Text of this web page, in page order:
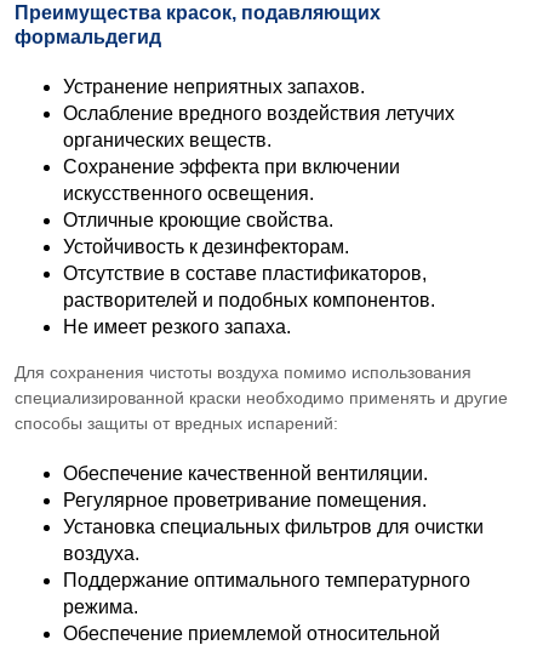
Преимущества красок, подавляющих
формальдегид
Устранение неприятных запахов.
Ослабление вредного воздействия летучих
органических веществ.
Сохранение эффекта при включении
искусственного освещения.
Отличные кроющие свойства.
Устойчивость к дезинфекторам.
Отсутствие в составе пластификаторов,
растворителей и подобных компонентов.
Не имеет резкого запаха.
Для сохранения чистоты воздуха помимо использования
специализированной краски необходимо применять и другие
способы защиты от вредных испарений:
Обеспечение качественной вентиляции.
Регулярное проветривание помещения.
Установка специальных фильтров для очистки
воздуха.
Поддержание оптимального температурного
режима.
Обеспечение приемлемой относительной